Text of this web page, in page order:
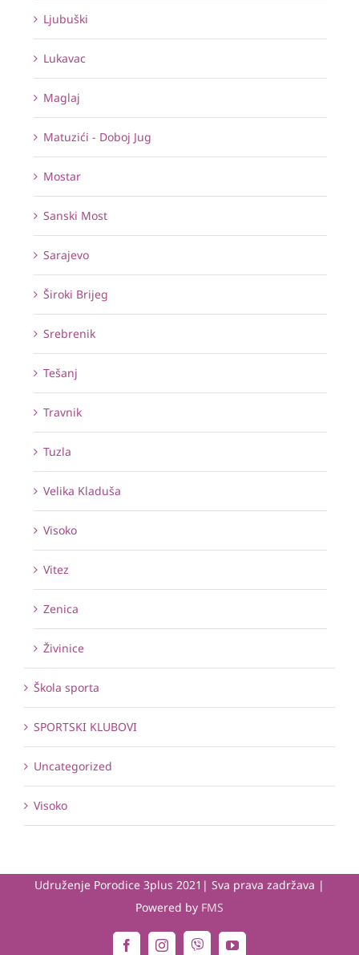
Ljubuški
Lukavac
Maglaj
Matuzići - Doboj Jug
Mostar
Sanski Most
Sarajevo
Široki Brijeg
Srebrenik
Tešanj
Travnik
Tuzla
Velika Kladuša
Visoko
Vitez
Zenica
Živinice
Škola sporta
SPORTSKI KLUBOVI
Uncategorized
Visoko
Udruženje Porodice 3plus 2021| Sva prava zadržava |
Powered by FMS
FacebookInstagramViber YouTube